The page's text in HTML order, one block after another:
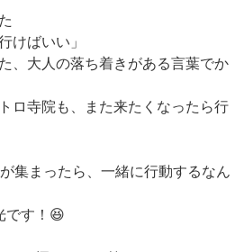
けばいい」
、大人の落ち着きがある言葉でか
ロ寺院も、また来たくなったら行
集まったら、一緒に行動するなん
です！😆